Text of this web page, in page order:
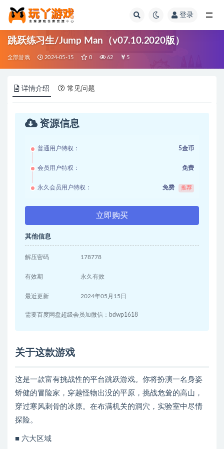
登录
跳跃练习生/Jump Man（v07.10.2020版）
全部游戏 2024-05-15 0 62 5
详情介绍 常见问题
资源信息
普通用户特权： 5金币
会员用户特权： 免费
永久会员用户特权： 免费 推荐
立即购买
其他信息
解压密码 178778
有效期 永久有效
最近更新 2024年05月15日
需要百度网盘超级会员加微信：bdwp1618
关于这款游戏
这是一款富有挑战性的平台跳跃游戏。你将扮演一名身姿
矫健的冒险家，穿越怪物出没的平原，挑战危耸的高山，
穿过寒风刺骨的冰原。在布满机关的洞穴，实验室中尽情
探险。
■ 六大区域